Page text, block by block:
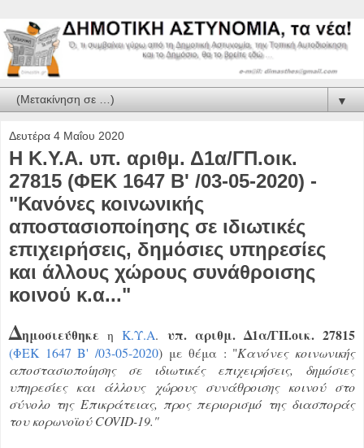
▼
Δευτέρα 4 Μαΐου 2020
Η Κ.Υ.Α. υπ. αριθμ. Δ1α/ΓΠ.οικ.
27815 (ΦΕΚ 1647 Β' /03-05-2020) -
"Κανόνες κοινωνικής
αποστασιοποίησης σε ιδιωτικές
επιχειρήσεις, δημόσιες υπηρεσίες
και άλλους χώρους συνάθροισης
κοινού κ.α..."
ΔημοσιεύθηκεηΚ.Υ.Α. υπ. αριθμ. Δ1α/ΓΠ.οικ. 27815
(ΦΕΚ 1647 Β' /03-05-2020) με θέμα : "Κανόνες κοινωνικής
αποστασιοποίησης σε ιδιωτικές επιχειρήσεις, δημόσιες
υπηρεσίες και άλλους χώρους συνάθροισης κοινού στο
σύνολο της Επικράτειας, προς περιορισμό της διασποράς
του κορωνοϊού COVID-19."